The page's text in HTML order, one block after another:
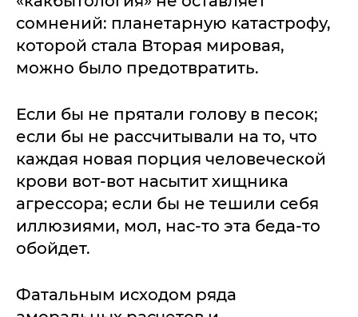
сомнений: планетарную катастрофу,
которой стала Вторая мировая,
можно было предотвратить.
Если бы не прятали голову в песок;
если бы не рассчитывали на то, что
каждая новая порция человеческой
крови вот-вот насытит хищника
агрессора; если бы не тешили себя
иллюзиями, мол, нас-то эта беда-то
обойдет.
Фатальным исходом ряда